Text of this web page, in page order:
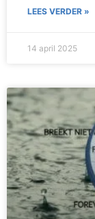
LEES VERDER »
14 april 2025